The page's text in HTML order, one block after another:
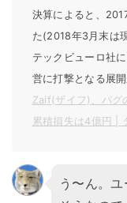
決算によると、
た(2018年3月末は
テックビューロ社
営に打撃となる展開
Zaif(ザイフ)、バグ
累積損失は4億円 |
う〜ん。